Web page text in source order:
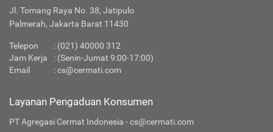
Jl. Tomang Raya No. 38, Jatipulo
Palmerah, Jakarta Barat 11430
Telepon : (021) 40000 312
Jam Kerja
: (Senin-Jumat 9:00-17:00)
Email
:cs@cermati.com
Layanan Pengaduan Konsumen
PT Agregasi Cermat Indonesia - cs@cermati.com